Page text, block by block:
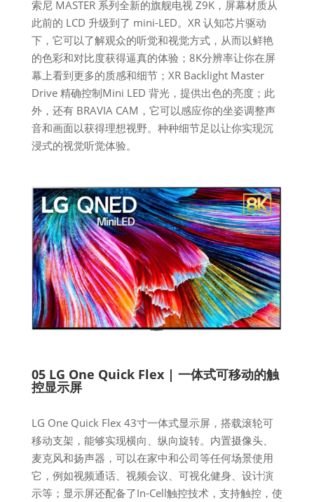
索尼 MASTER 系列全新的旗舰电视 Z9K，屏幕材质从
此前的 LCD 升级到了 mini-LED。XR 认知芯片驱动
下，它可以了解观众的听觉和视觉方式，从而以鲜艳
的色彩和对比度获得逼真的体验；8K分辨率让你在屏
幕上看到更多的质感和细节；XR Backlight Master
Drive 精确控制Mini LED 背光，提供出色的亮度；此
外，还有 BRAVIA CAM，它可以感应你的坐姿调整声
音和画面以获得理想视野。种种细节足以让你实现沉
浸式的视觉听觉体验。
05 LG One Quick Flex | 一体式可移动的触
控显示屏
LG One Quick Flex 43寸一体式显示屏，搭载滚轮可
移动支架，能够实现横向、纵向旋转。内置摄像头、
麦克风和扬声器，可以在家中和公司等任何场景使用
它，例如视频通话、视频会议、可视化健身、设计演
示等；显示屏还配备了In-Cell触控技术，支持触控，使